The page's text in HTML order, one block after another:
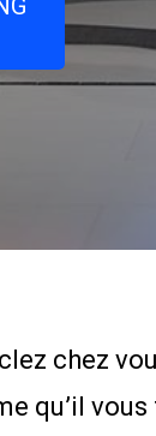
chez
qu’il